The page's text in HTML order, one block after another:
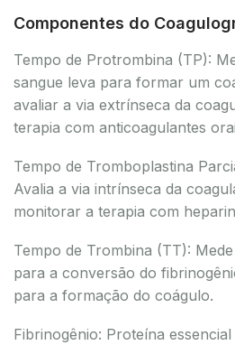
Componentes do
Tempo de Protrombina (TP):
sangue leva para formar um
avaliar a via extrínseca da
terapia com anticoagulantes
Tempo de Tromboplastina
Avalia a via intrínseca da
monitorar a terapia com
Tempo de Trombina (TT):
para a conversão do
para a formação do coágulo.
Fibrinogênio: Proteína